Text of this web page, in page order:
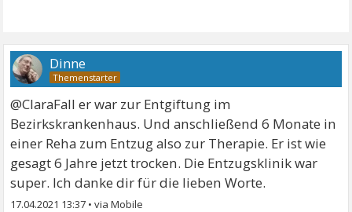
Dinne
@ClaraFall er war zur Entgiftung im
Bezirkskrankenhaus. Und anschließend 6 Monate in
einer Reha zum Entzug also zur Therapie. Er ist wie
gesagt 6 Jahre jetzt trocken. Die Entzugsklinik war
super. Ich danke dir für die lieben Worte.
17.04.2021 13:37 •